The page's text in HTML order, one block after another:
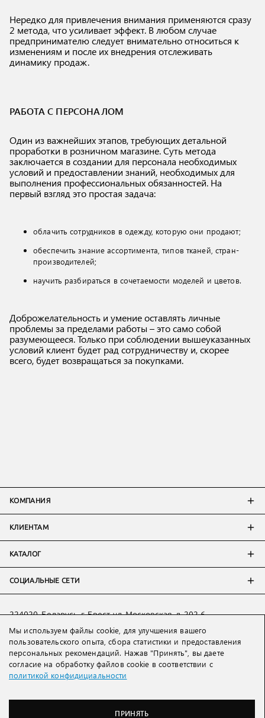
Нередко для привлечения внимания применяются сразу
2 метода, что усиливает эффект. В любом случае
предпринимателю следует внимательно относиться к
изменениям и после их внедрения отслеживать
динамику продаж.
РАБОТА С ПЕРСОНАЛОМ
Один из важнейших этапов, требующих детальной
проработки в розничном магазине. Суть метода
заключается в создании для персонала необходимых
условий и предоставлении знаний, необходимых для
выполнения профессиональных обязанностей. На
первый взгляд это простая задача:
облачить сотрудников в одежду, которую они продают;
обеспечить знание ассортимента, типов тканей, стран-
производителей;
научить разбираться в сочетаемости моделей и цветов.
Доброжелательность и умение оставлять личные
проблемы за пределами работы – это само собой
разумеющееся. Только при соблюдении вышеуказанных
условий клиент будет рад сотрудничеству и, скорее
всего, будет возвращаться за покупками.
КОМПАНИЯ
КЛИЕНТАМ
КАТАЛОГ
СОЦИАЛЬНЫЕ СЕТИ
214018 Россия, г. Смоленск, пр-т. Гагарина, д. 19
224020, Беларусь, г. Брест, ул. Московская, д. 202-6
Тел:+7 993 398 36 60(WhatsApp
Тел:+375 29 205 80 10( WhatsApp,Viber)
Email:ved@lakbi.com
Мы используем файлы cookie, для улучшения вашего
пользовательского опыта, сбора статистики и предоставления
персональных рекомендаций. Нажав "Принять", вы даете
согласие на обработку файлов cookie в соответствии с
политикой конфидициальности
ПРИНЯТЬ